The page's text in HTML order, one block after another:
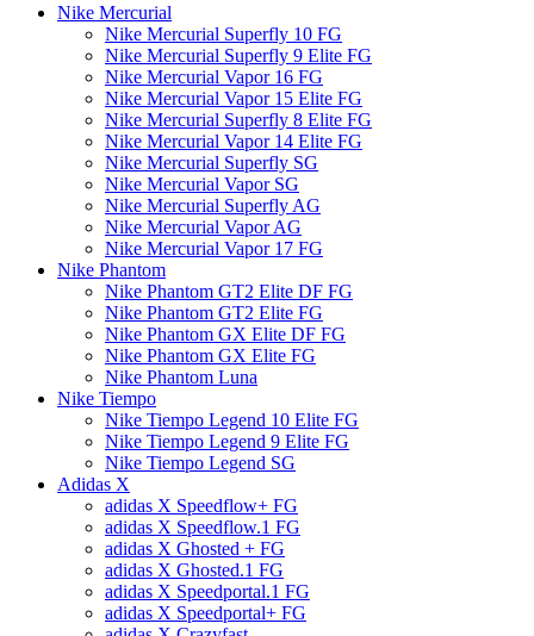
Nike Mercurial
Nike Mercurial Superfly 10 FG
Nike Mercurial Superfly 9 Elite FG
Nike Mercurial Vapor 16 FG
Nike Mercurial Vapor 15 Elite FG
Nike Mercurial Superfly 8 Elite FG
Nike Mercurial Vapor 14 Elite FG
Nike Mercurial Superfly SG
Nike Mercurial Vapor SG
Nike Mercurial Superfly AG
Nike Mercurial Vapor AG
Nike Mercurial Vapor 17 FG
Nike Phantom
Nike Phantom GT2 Elite DF FG
Nike Phantom GT2 Elite FG
Nike Phantom GX Elite DF FG
Nike Phantom GX Elite FG
Nike Phantom Luna
Nike Tiempo
Nike Tiempo Legend 10 Elite FG
Nike Tiempo Legend 9 Elite FG
Nike Tiempo Legend SG
Adidas X
adidas X Speedflow+ FG
adidas X Speedflow.1 FG
adidas X Ghosted + FG
adidas X Ghosted.1 FG
adidas X Speedportal.1 FG
adidas X Speedportal+ FG